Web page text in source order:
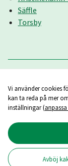
Säffle
Torsby
Vi använder cookies
kan ta reda på mer
inställningar (
Avböj